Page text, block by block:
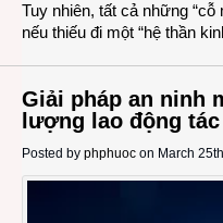
Tuy nhiên, tất cả những
nếu thiếu đi một “hệ thần
Giải pháp an ninh
lượng lao động
Posted by phphuoc on March